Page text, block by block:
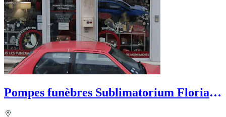
Pompes funèbres Sublimatorium Florian